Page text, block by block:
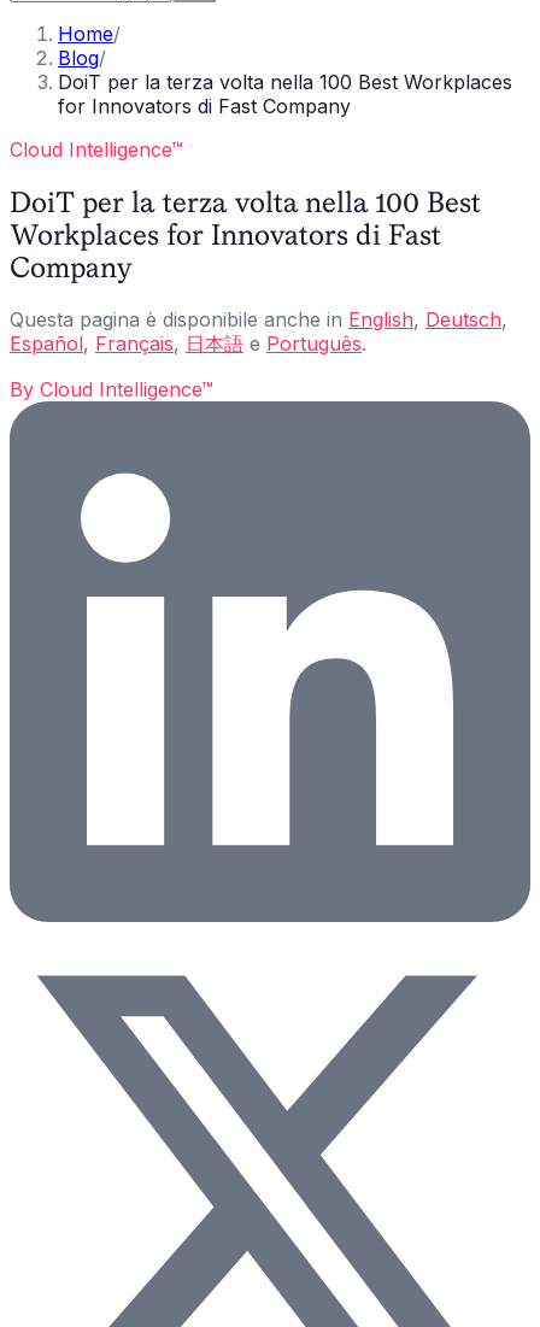
Home/
Blog/
DoiT per la terza volta nella 100 Best Workplaces
for Innovators di Fast Company
Cloud Intelligence™
DoiT per la terza volta nella 100 Best
Workplaces for Innovators di Fast
Company
Questa pagina è disponibile anche in English, Deutsch,
Español, Français, 日本語 e Português.
By Cloud Intelligence™